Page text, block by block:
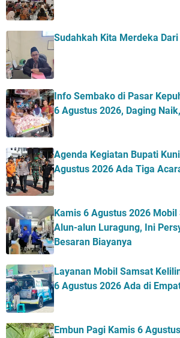
Sudahkah Kita Merdeka
Info Sembako di Pasar
6 Agustus 2026, Daging
Agenda Kegiatan Bupati
Agustus 2026 Ada Tiga
Kamis 6 Agustus 2026
Alun-alun Luragung, Ini
Besaran Biayanya
Layanan Mobil Samsat
6 Agustus 2026 Ada di
Embun Pagi Kamis 6